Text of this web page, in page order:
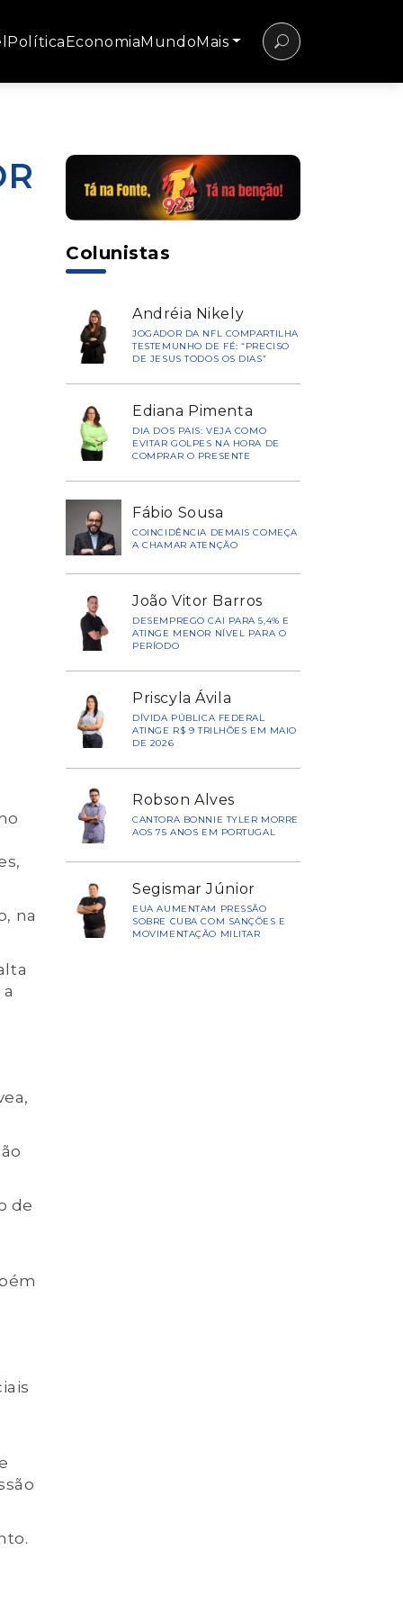
PolíticaEconomiaMundoMais
na
de
Colunistas
Andréia Nikely
JOGADOR DA NFL COMPARTILHA
TESTEMUNHO DE FÉ: “PRECISO
DE JESUS TODOS OS DIAS”
Ediana Pimenta
DIA DOS PAIS: VEJA COMO
EVITAR GOLPES NA HORA DE
COMPRAR O PRESENTE
Fábio Sousa
COINCIDÊNCIA DEMAIS COMEÇA
A CHAMAR ATENÇÃO
João Vitor Barros
DESEMPREGO CAI PARA 5,4% E
ATINGE MENOR NÍVEL PARA O
PERÍODO
Priscyla Ávila
DÍVIDA PÚBLICA FEDERAL
ATINGE R$ 9 TRILHÕES EM MAIO
DE 2026
Robson Alves
CANTORA BONNIE TYLER MORRE
AOS 75 ANOS EM PORTUGAL
Segismar Júnior
EUA AUMENTAM PRESSÃO
SOBRE CUBA COM SANÇÕES E
MOVIMENTAÇÃO MILITAR